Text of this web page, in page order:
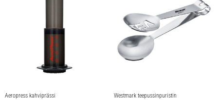
Aeropress kahviprässi Westmark teepussinpuristin